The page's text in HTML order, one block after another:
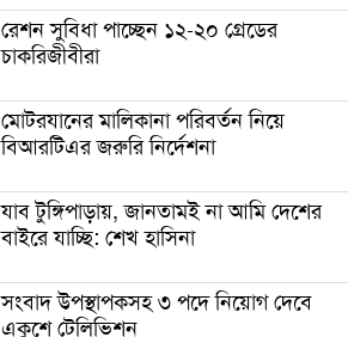
রেশন সুবিধা পাচ্ছেন ১২-২০ গ্রেডের
চাকরিজীবীরা
মোটরযানের মালিকানা পরিবর্তন নিয়ে
বিআরটিএর জরুরি নির্দেশনা
যাব টুঙ্গিপাড়ায়, জানতামই না আমি দেশের
বাইরে যাচ্ছি: শেখ হাসিনা
সংবাদ উপস্থাপকসহ ৩ পদে নিয়োগ দেবে
একুশে টেলিভিশন